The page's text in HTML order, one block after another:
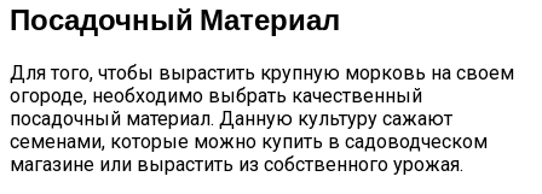
Посадочный Материал
Для того, чтобы вырастить крупную морковь на своем
огороде, необходимо выбрать качественный
посадочный материал. Данную культуру сажают
семенами, которые можно купить в садоводческом
магазине или вырастить из собственного урожая.